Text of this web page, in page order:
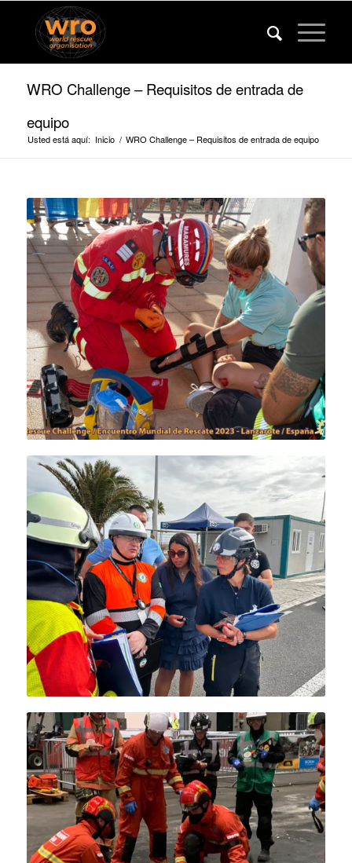
WRO Challenge – Requisitos de entrada de
equipo
Usted está aquí: Inicio / WRO Challenge – Requisitos de entrada de equipo